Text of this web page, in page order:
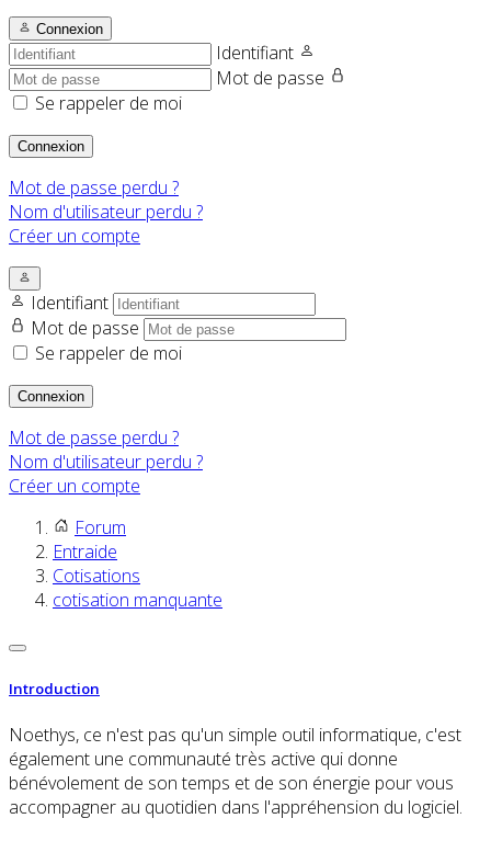
Connexion
Identifiant
Mot de passe
Se rappeler de moi
Connexion
Mot de passe perdu ?
Nom d'utilisateur perdu ?
Créer un compte
Identifiant
Mot de passe
Se rappeler de moi
Connexion
Mot de passe perdu ?
Nom d'utilisateur perdu ?
Créer un compte
Forum
Entraide
Cotisations
cotisation manquante
Introduction
Noethys, ce n'est pas qu'un simple outil informatique, c'est
également une communauté très active qui donne
bénévolement de son temps et de son énergie pour vous
accompagner au quotidien dans l'appréhension du logiciel.